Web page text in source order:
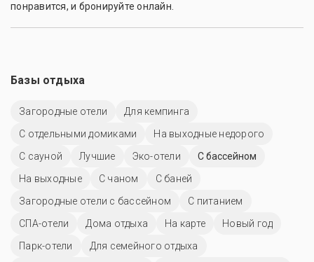
понравится, и бронируйте онлайн.
Базы отдыха
Загородные отели
Для кемпинга
С отдельными домиками
На выходные недорого
С сауной
Лучшие Эко-отели
С бассейном
На выходные
С чаном
С баней
Загородные отели с бассейном
С питанием
СПА-отели
Дома отдыха На карте
Новый год
Парк-отели
Для семейного отдыха